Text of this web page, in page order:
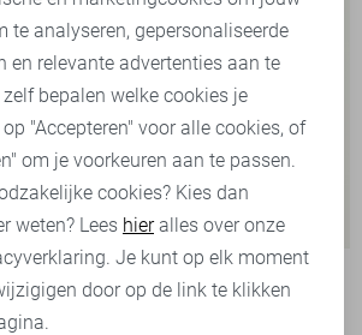
-20%
Garcia Top
49,99
te analyseren, gepersonaliseerde
en relevante advertenties aan te
bepalen welke cookies je
"Accepteren" voor alle cookies, of
om je voorkeuren aan te passen.
cookies? Kies dan
weten? Lees hieralles over onze
Je kunt op elk moment
door op de link te klikken